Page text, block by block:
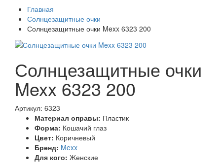
Главная
Солнцезащитные очки
Солнцезащитные очки Mexx 6323 200
Солнцезащитные очки
Mexx 6323 200
Артикул: 6323
Материал оправы: Пластик
Форма: Кошачий глаз
Цвет: Коричневый
Бренд: Mexx
Для кого: Женские